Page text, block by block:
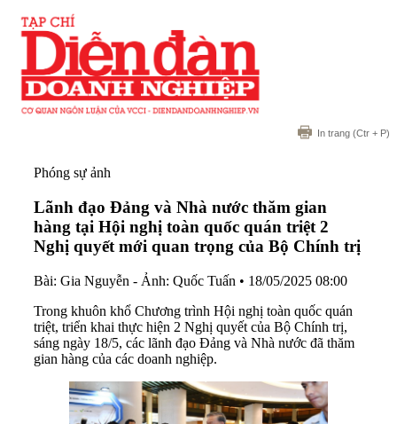
In trang (Ctr + P)
Phóng sự ảnh
Lãnh đạo Đảng và Nhà nước thăm gian
hàng tại Hội nghị toàn quốc quán triệt 2
Nghị quyết mới quan trọng của Bộ Chính trị
Bài: Gia Nguyễn - Ảnh: Quốc Tuấn • 18/05/2025 08:00
Trong khuôn khổ Chương trình Hội nghị toàn quốc quán
triệt, triển khai thực hiện 2 Nghị quyết của Bộ Chính trị,
sáng ngày 18/5, các lãnh đạo Đảng và Nhà nước đã thăm
gian hàng của các doanh nghiệp.